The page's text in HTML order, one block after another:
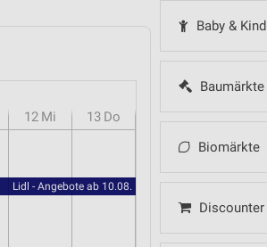
Baby & Kind
Baumärkte
Biomärkte
Discounter
12 Mi 13 Do
Lidl - Angebote ab 10.08.